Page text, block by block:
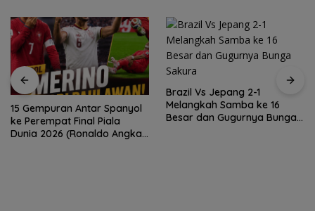
15 Gempuran Antar Spanyol
ke Perempat Final Piala
Dunia 2026 (Ronaldo Angkat
Brazil Vs Jepang 2-1
Melangkah Samba ke 16
Besar dan Gugurnya Bunga